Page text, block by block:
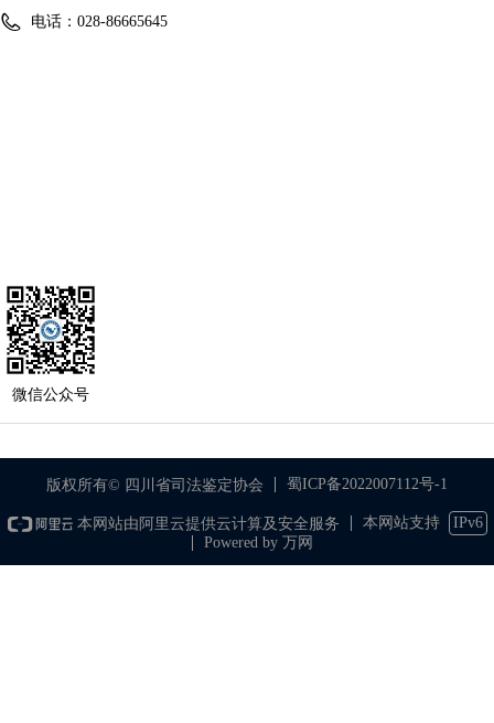
电话： 028-86665645
微信公众号
版权所有© 四川省司法鉴定协会 蜀ICP备2022007112号-1
本网站由阿里云提供云计算及安全服务 本网站支持
IPv6
Powered by 万网